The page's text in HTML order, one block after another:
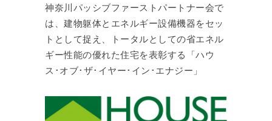
神奈川パッシブファーストパートナー会で
は、建物躯体とエネルギー設備機器をセッ
トとして捉え、トータルとしての省エネル
ギー性能の優れた住宅を表彰する「ハウ
ス･オブ･ザ･イヤー･イン･エナジー」